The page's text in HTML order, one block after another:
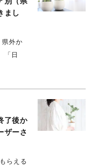
まし
外か
「日
了後か
ザーさ
らえる